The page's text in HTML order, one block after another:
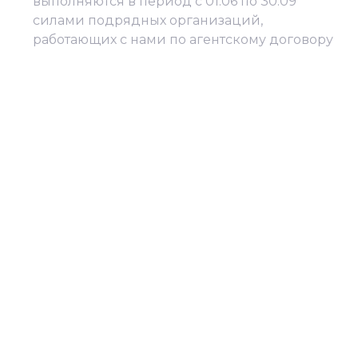
силами подрядных организаций,
работающих с нами по агентскому договору